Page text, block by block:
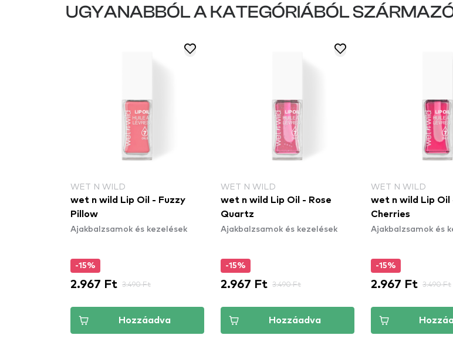
UGYANABBÓL A KATEGÓRIÁBÓL
WET N WILD
wet n wild Lip Oil - Fuzzy
Pillow
Ajakbalzsamok és kezelések
-15%
2.967 Ft 3.490 Ft
Hozzáadva
WET N WILD
wet n wild Lip Oil - Rose
Quartz
Ajakbalzsamok és kezelések
-15%
2.967 Ft 3.490 Ft
Hozzáadva
WET N WILD
wet n wild Lip
Cherries
Ajakbalzsamok és
-15%
2.967 Ft 3.490 Ft